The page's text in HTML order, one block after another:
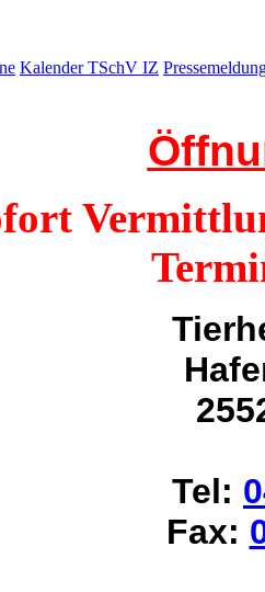
Kalender TSchV IZ
Tel:
Fax: